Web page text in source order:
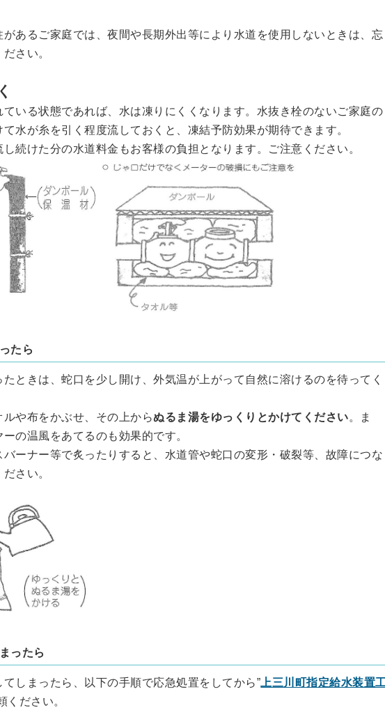
あるご家庭では、夜間や長期外出等により水道を使用しないときは、忘
さい。
いる状態であれば、水は凍りにくくなります。水抜き栓のないご家庭の
水が糸を引く程度流しておくと、凍結予防効果が期待できます。
続けた分の水道料金もお客様の負担となります。ご注意ください。
たら
ときは、蛇口を少し開け、外気温が上がって自然に溶けるのを待ってく
や布をかぶせ、その上からぬるま湯をゆっくりとかけてください 。ま
の温風をあてるのも効果的です。
ーナー等で炙ったりすると、水道管や蛇口の変形・破裂等、故障につな
さい。
ったら
てしまったら、以下の手順で応急処置をしてから” 上三川町指定給水装置
ください。